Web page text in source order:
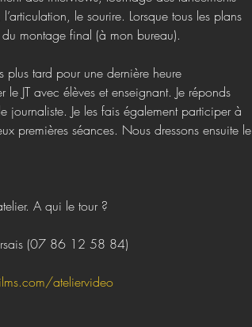
le sourire. Lorsque tous les plans
du montage final (à mon bureau).
plus tard pour une dernière heure
JT avec élèves et enseignant. Je réponds
journaliste. Je les fais également participer à
premières séances. Nous dressons ensuite le
A qui le tour ?
(07 86 12 58 84)
ateliervideo